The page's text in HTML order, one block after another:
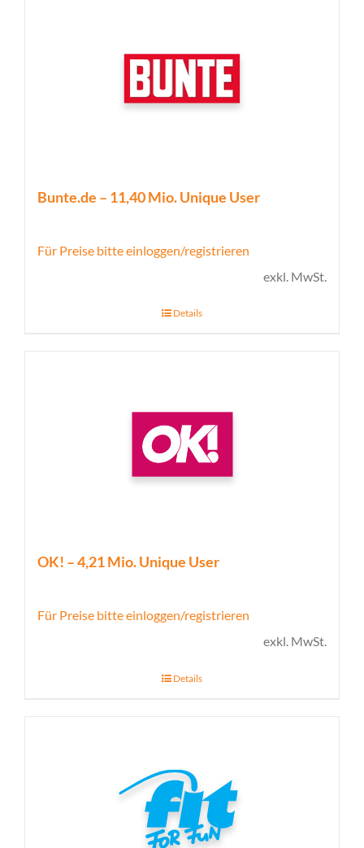
Bunte.de – 11,40 Mio. Unique User
Für Preise bitte einloggen/registrieren
exkl. MwSt.
Details
OK! – 4,21 Mio. Unique User
Für Preise bitte einloggen/registrieren
exkl. MwSt.
Details